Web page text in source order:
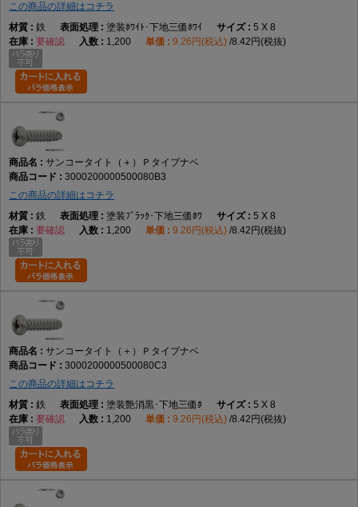
この商品の詳細はコチラ
鉄
塗装ﾎﾜｲﾄ･下地三価ﾎﾜｲ
5 X 8
要確認
1,200 9.26円(税込) 8.42円(税抜)
サンコータイト（＋）Ｐタイプナベ
3000200000500080B3
この商品の詳細はコチラ
鉄
塗装ﾌﾞﾗｯｸ･下地三価ﾎﾜ
5 X 8
要確認
1,200 9.26円(税込) 8.42円(税抜)
サンコータイト（＋）Ｐタイプナベ
3000200000500080C3
この商品の詳細はコチラ
鉄
塗装艶消黒･下地三価ﾎ
5 X 8
要確認
1,200 9.26円(税込) 8.42円(税抜)